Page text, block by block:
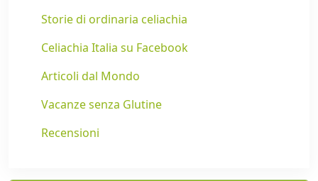
Storie di ordinaria celiachia
Celiachia Italia su Facebook
Articoli dal Mondo
Vacanze senza Glutine
Recensioni